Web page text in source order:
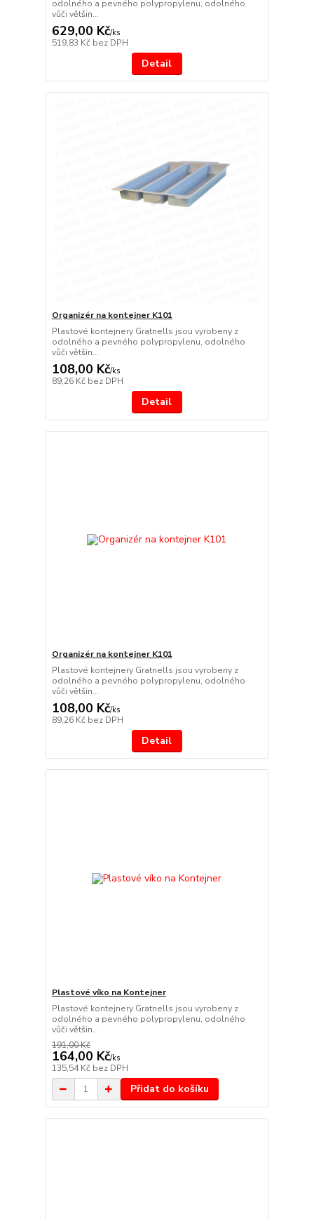
odolného a pevného polypropylenu, odolného
vůči většin...
629,00 Kč/ks
519,83 Kč bez DPH
Detail
Organizér na kontejner K101
Plastové kontejnery Gratnells jsou vyrobeny z
odolného a pevného polypropylenu, odolného
vůči většin...
108,00 Kč/ks
89,26 Kč bez DPH
Detail
Organizér na kontejner K101
Plastové kontejnery Gratnells jsou vyrobeny z
odolného a pevného polypropylenu, odolného
vůči většin...
108,00 Kč/ks
89,26 Kč bez DPH
Detail
Plastové víko na Kontejner
Plastové kontejnery Gratnells jsou vyrobeny z
odolného a pevného polypropylenu, odolného
vůči většin...
191,00 Kč
164,00 Kč/ks
135,54 Kč bez DPH
Přidat do košíku